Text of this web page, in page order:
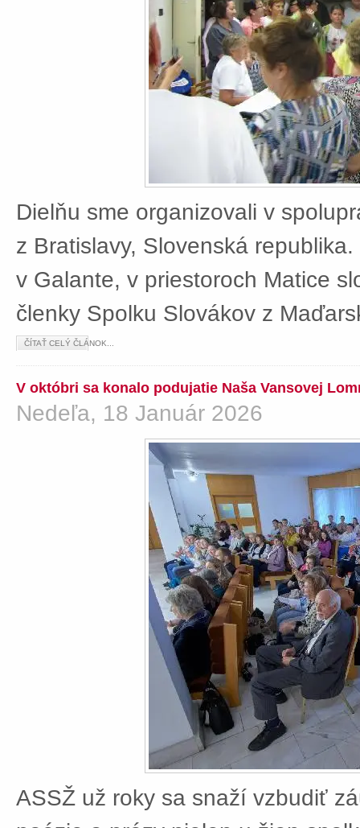
Dielňu sme organizovali v
z Bratislavy, Slovenská
v Galante, v priestoroch Matice
členky Spolku Slovákov z
ČÍTAŤ CELÝ ČLÁNOK...
V októbri sa konalo podujatie Naša Vansovej
Nedeľa, 18 Január 2026
ASSŽ už roky sa snaží vzbudiť